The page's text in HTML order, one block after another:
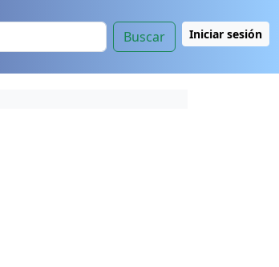
Buscar Iniciar sesión